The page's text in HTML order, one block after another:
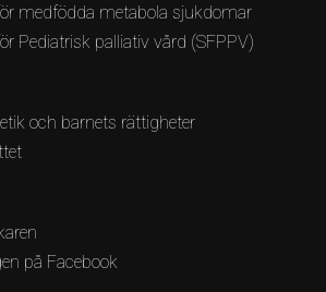
medfödda metabola sjukdomar
Pediatrisk palliativ vård (SFPPV)
och barnets rättigheter
på Facebook